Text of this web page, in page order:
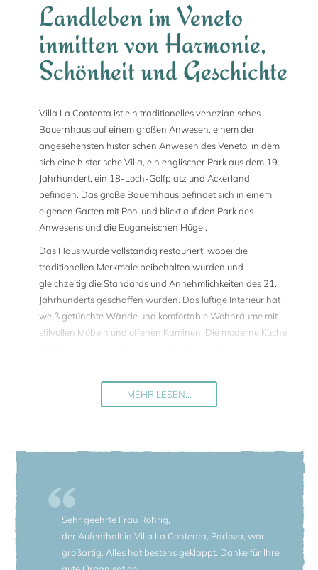
Landleben im Veneto
inmitten von Harmonie,
Schönheit und Geschichte
Villa La Contenta ist ein traditionelles venezianisches
Bauernhaus auf einem großen Anwesen, einem der
angesehensten historischen Anwesen des Veneto, in dem
sich eine historische Villa, ein englischer Park aus dem 19.
Jahrhundert, ein 18-Loch-Golfplatz und Ackerland
befinden. Das große Bauernhaus befindet sich in einem
eigenen Garten mit Pool und blickt auf den Park des
Anwesens und die Euganeischen Hügel.
Das Haus wurde vollständig restauriert, wobei die
traditionellen Merkmale beibehalten wurden und
gleichzeitig die Standards und Annehmlichkeiten des 21.
Jahrhunderts geschaffen wurden. Das luftige Interieur hat
weiß getünchte Wände und komfortable Wohnräume mit
stilvollen Möbeln und offenen Kaminen. Die moderne Küche
Loggia im Freien genießen.
Die sieben Schlafzimmer der Villa verteilen sich auf drei
ausgestattet, einige davon mit Badewannen.
eingezäunter Pool. Er wird von einem Poolhaus begrenzt.
Das Haus verfügt über einen 6000 m2 großen Garten. Ein
Kräutergarten, Rosen- und Lilienbeete, Calendula, Iris und
Geranien erfüllen die Luft mit Ihrem Duft, Pappeln,
Walnußbaüme und Haselnusssträucher spenden Schatten
MEHR LESEN...
Sehr geehrte Frau Röhrig,
der Aufenthalt in Villa La Contenta, Padova, war
großartig. Alles hat bestens geklappt. Danke für Ihre